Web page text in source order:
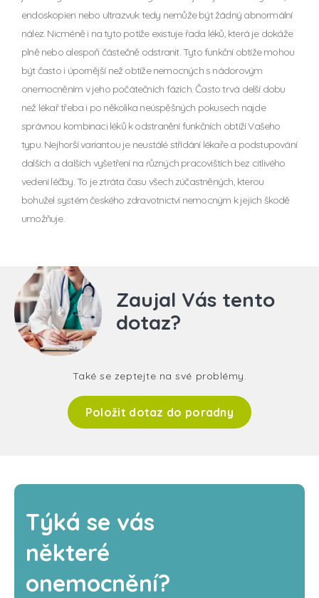
endoskopien nebo ultrazvuk tedy nemůže být žádný abnormální
nález. Nicméně i na tyto potíže existuje řada léků, která je dokáže
plně nebo alespoň částečně odstranit. Tyto funkční obtíže mohou
být často i úpornější než obtíže nemocných s nádorovým
onemocněním v jeho počátečních fázích. Často trvá delší dobu
než lékař třeba i po několika neúspěšných pokusech najde
správnou kombinaci léků k odstranění funkčních obtíží Vašeho
typu. Nejhorší variantou je neustálé střídání lékaře a podstupování
dalších a dalších vyšetření na různých pracovištích bez citlivého
vedení léčby. To je ztráta času všech zúčastněných, kterou
bohužel systém českého zdravotnictví nemocným k jejich škodě
umožňuje.
Zaujal Vás tento
dotaz?
Také se zeptejte na své problémy.
Položit dotaz do poradny
Týká se vás
některé
onemocnění?